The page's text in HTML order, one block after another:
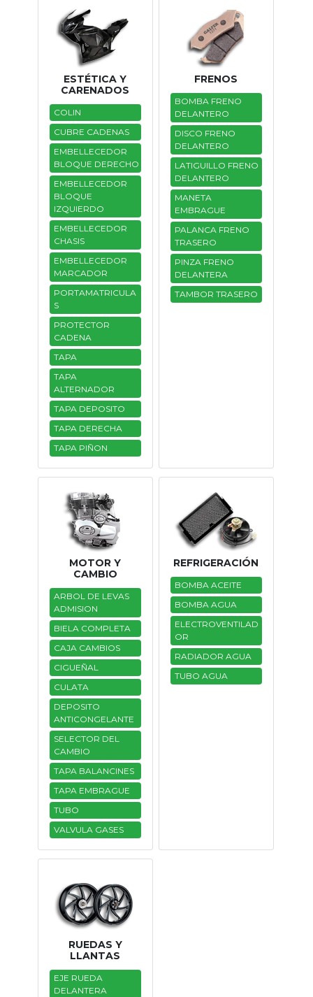
ESTÉTICA Y
CARENADOS
COLIN
CUBRE CADENAS
EMBELLECEDOR
BLOQUE DERECHO
EMBELLECEDOR
BLOQUE
IZQUIERDO
EMBELLECEDOR
CHASIS
EMBELLECEDOR
MARCADOR
PORTAMATRICULA
S
PROTECTOR
CADENA
TAPA
TAPA
ALTERNADOR
TAPA DEPOSITO
TAPA DERECHA
TAPA PIÑON
FRENOS
BOMBA FRENO
DELANTERO
DISCO FRENO
DELANTERO
LATIGUILLO FRENO
DELANTERO
MANETA
EMBRAGUE
PALANCA FRENO
TRASERO
PINZA FRENO
DELANTERA
TAMBOR TRASERO
MOTOR Y
CAMBIO
ARBOL DE LEVAS
ADMISION
BIELA COMPLETA
CAJA CAMBIOS
CIGUEÑAL
CULATA
DEPOSITO
ANTICONGELANTE
SELECTOR DEL
CAMBIO
TAPA BALANCINES
TAPA EMBRAGUE
TUBO
VALVULA GASES
REFRIGERACIÓN
BOMBA ACEITE
BOMBA AGUA
ELECTROVENTILAD
OR
RADIADOR AGUA
TUBO AGUA
RUEDAS Y
LLANTAS
EJE RUEDA
DELANTERA